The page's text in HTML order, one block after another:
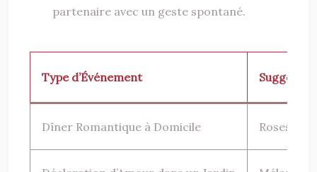
partenaire avec un geste spontané.
Type d’Événement
Dîner Romantique à Domicile Roses